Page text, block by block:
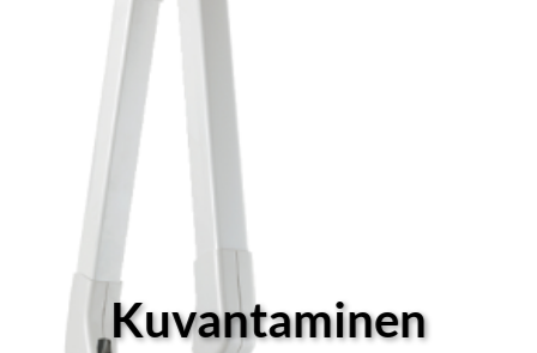
Kuvantaminen